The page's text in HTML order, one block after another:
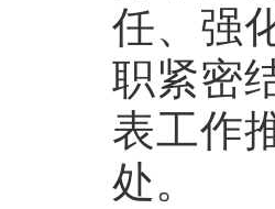
任、强
职紧密
表工作
处。